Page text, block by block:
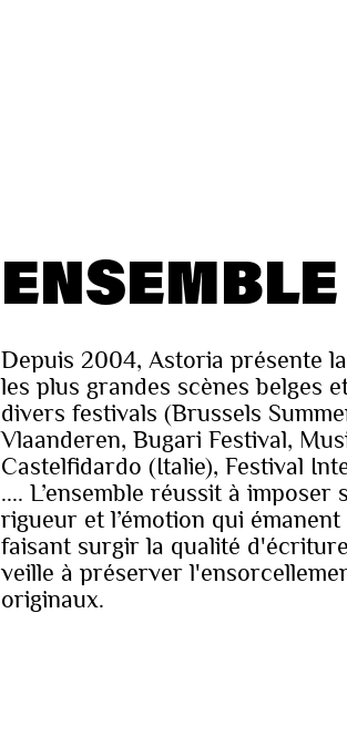
Depuis 2004, Astoria présente
les plus grandes scènes belges
divers festivals (Brussels
Vlaanderen, Bugari Festival,
Castelfidardo (Italie), Festival
.... L’ensemble réussit à
rigueur et l’émotion qui
faisant surgir la qualité
veille à préserver
originaux.